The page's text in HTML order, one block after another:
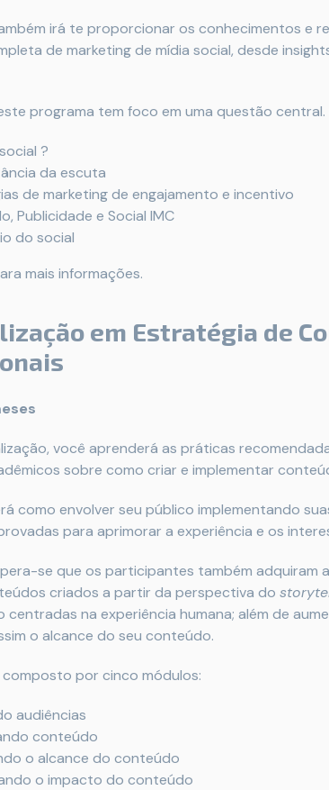
irá te proporcionar os conhecimentos e
de marketing de mídia social, desde
programa tem foco em uma questão central.
?
da escuta
de marketing de engajamento e incentivo
Publicidade e Social IMC
do social
mais informações.
em Estratégia de
você aprenderá as práticas
sobre como criar e implementar
como envolver seu público implementando
para aprimorar a experiência e os
se que os participantes também adquiram
criados a partir da perspectiva do
centradas na experiência humana; além de
o alcance do seu conteúdo.
por cinco módulos:
audiências
conteúdo
o alcance do conteúdo
o impacto do conteúdo